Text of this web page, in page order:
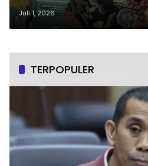
untuk Wujudkan
Global
Juli 1, 2026
TERPOPULER